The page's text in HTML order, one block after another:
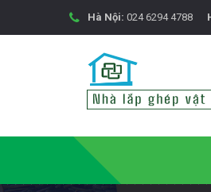
Hà Nội: 024 6294 4788